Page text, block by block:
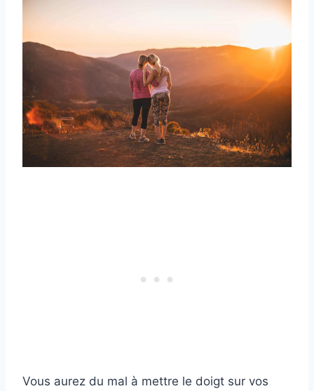
Vous aurez du mal à mettre le doigt sur vos